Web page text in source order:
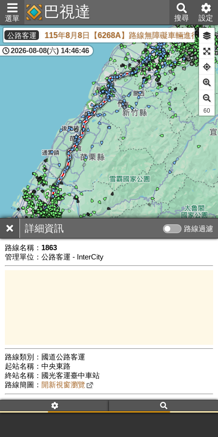
選單 巴視達 搜尋 設定
詳細資訊 路線過濾
路線名稱： 1863
管理單位：公路客運 - InterCity
路線類別：國道公路客運
起站名稱：中央東路
終站名稱：國光客運臺中車站
路線簡圖： 開新視窗瀏覽
附屬名稱：1863
車頭描述：中壢
臺中
公路客運
全航客運】115年8月8日【6268A】路線無障礙車輛進行維
2026-08-08(六) 14:46:46
公車數量: 累計6431、上線5426
60